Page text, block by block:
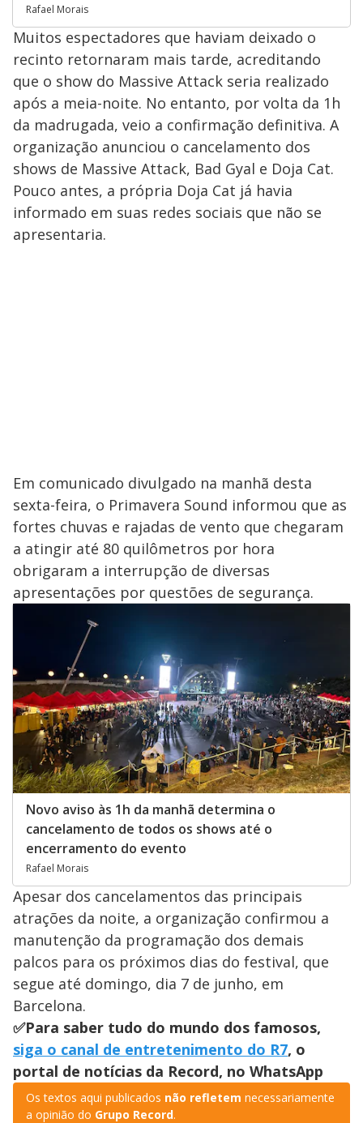
Rafael Morais
Muitos espectadores que haviam deixado o
recinto retornaram mais tarde, acreditando
que o show do Massive Attack seria realizado
após a meia-noite. No entanto, por volta da 1h
da madrugada, veio a confirmação definitiva. A
organização anunciou o cancelamento dos
shows de Massive Attack, Bad Gyal e Doja Cat.
Pouco antes, a própria Doja Cat já havia
informado em suas redes sociais que não se
apresentaria.
Em comunicado divulgado na manhã desta
sexta-feira, o Primavera Sound informou que as
fortes chuvas e rajadas de vento que chegaram
a atingir até 80 quilômetros por hora
obrigaram a interrupção de diversas
apresentações por questões de segurança.
Novo aviso às 1h da manhã determina o
cancelamento de todos os shows até o
encerramento do evento
Rafael Morais
Apesar dos cancelamentos das principais
atrações da noite, a organização confirmou a
manutenção da programação dos demais
palcos para os próximos dias do festival, que
segue até domingo, dia 7 de junho, em
Barcelona.
✅Para saber tudo do mundo dos famosos,
siga o canal de entretenimento do R7, o
portal de notícias da Record, no WhatsApp
Os textos aqui publicados não refletem necessariamente
a opinião do Grupo Record.